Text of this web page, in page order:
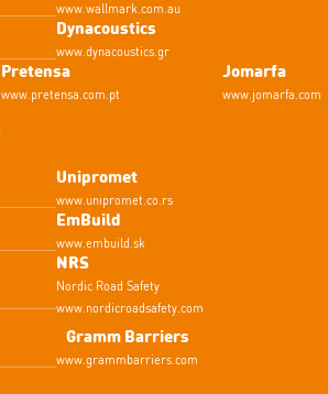
www.wallmark.com.au
Dynacoustics
www.dynacoustics.gr
Pretensa
www.pretensa.com.pt
Jomarfa
www.jomarfa.com
Unipromet
www.unipromet.co.rs
EmBuild
www.embuild.sk
NRS
Nordic Road Safety
www.nordicroadsafety.com
Gramm Barriers
www.grammbarriers.com